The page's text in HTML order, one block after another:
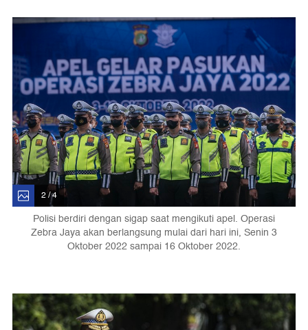
2 / 4
Polisi berdiri dengan sigap saat mengikuti apel. Operasi
Zebra Jaya akan berlangsung mulai dari hari ini, Senin 3
Oktober 2022 sampai 16 Oktober 2022.